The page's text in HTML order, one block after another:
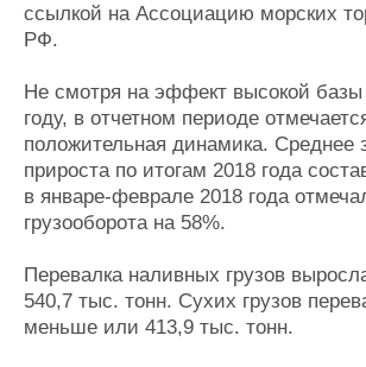
Крюинг
Журнал
Услуги
Конференции
Выставки и семинары
Личности
Словарь
Флот
Галерея
Форум
ссылкой на Ассоциацию морских
РФ.
Не смотря на эффект высокой
году, в отчетном периоде
положительная динамика. Среднее
прироста по итогам 2018 года
в январе-феврале 2018 года
грузооборота на 58%.
Перевалка наливных грузов
540,7 тыс. тонн. Сухих грузов
меньше или 413,9 тыс. тонн.